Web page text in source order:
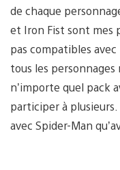
de chaque
et Iron Fist sont mes
pas compatibles avec
tous les
n’importe quel pack
participer à plusieurs.
avec Spider-Man